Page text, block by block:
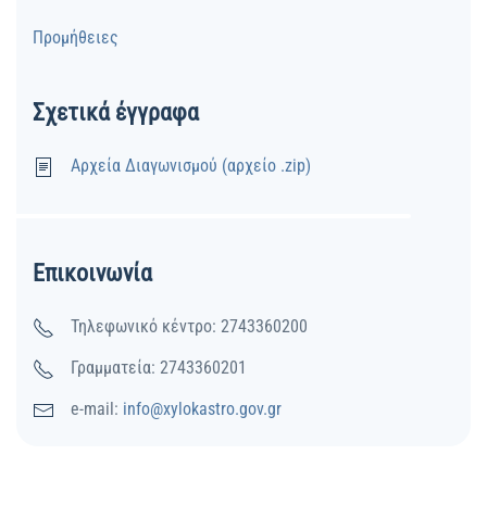
Προμήθειες
Σχετικά έγγραφα
Αρχεία Διαγωνισμού (αρχείο .zip)
Επικοινωνία
Τηλεφωνικό κέντρο: 2743360200
Γραμματεία: 2743360201
e-mail: info@xylokastro.gov.gr